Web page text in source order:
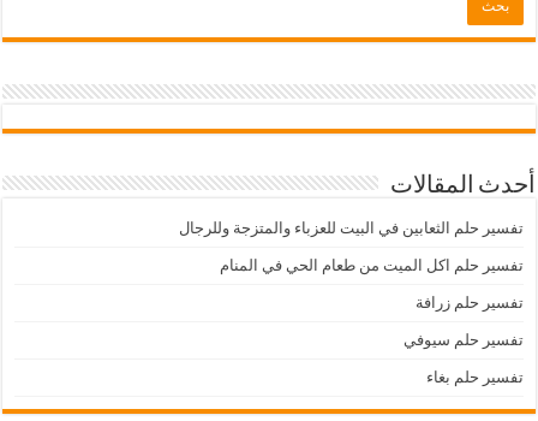
أحدث المقالات
تفسير حلم الثعابين في البيت للعزباء والمتزجة وللرجال
تفسير حلم اكل الميت من طعام الحي في المنام
تفسير حلم زرافة
تفسير حلم سيوفي
تفسير حلم بغاء